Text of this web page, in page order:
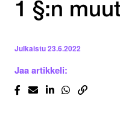
1 §:n
Julkaistu23.6.2022
Jaa artikkeli: